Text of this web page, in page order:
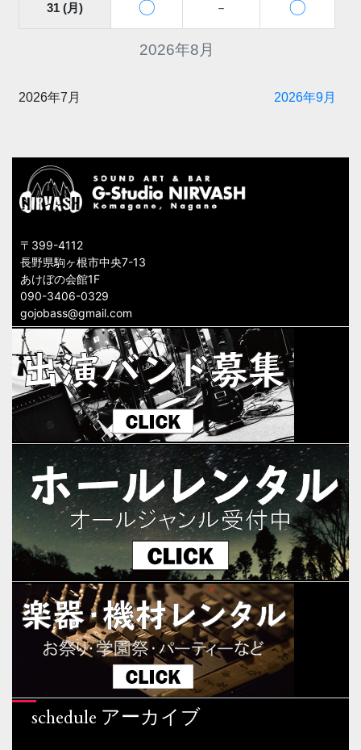
2026年8月
31 (月) 〇 － 〇
2026年7月 2026年9月
〒399-4112
長野県駒ヶ根市中央7-13
あけぼの会館1F
090-3406-0329
gojobass@gmail.com
schedule アーカイブ